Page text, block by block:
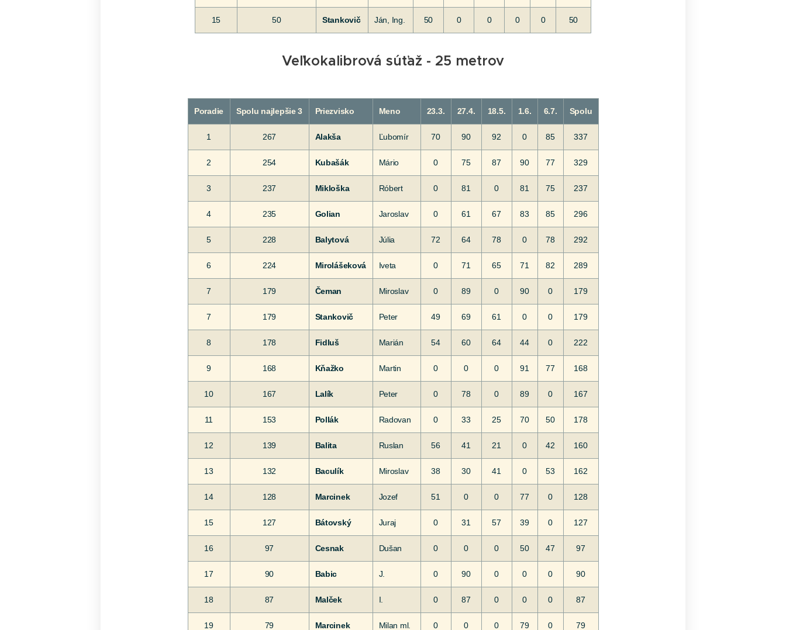
15 50 Stankovič Ján, Ing. 50 0 0 0 0 50
Veľkokalibrová súťaž - 25 metrov
Poradie Spolu najlepšie 3 Priezvisko Meno 23.3. 27.4. 18.5. 1.6. 6.7. Spolu
1 267 Alakša Ľubomír 70 90 92 0 85 337
2 254 Kubašák Mário 0 75 87 90 77 329
3 237 Mikloška Róbert 0 81 0 81 75 237
4 235 Golian Jaroslav 0 61 67 83 85 296
5 228 Balytová Júlia 72 64 78 0 78 292
6 224 Mirolášeková Iveta 0 71 65 71 82 289
7 179 Čeman Miroslav 0 89 0 90 0 179
7 179 Stankovič Peter 49 69 61 0 0 179
8 178 Fidluš Marián 54 60 64 44 0 222
9 168 Kňažko Martin 0 0 0 91 77 168
10 167 Lalík Peter 0 78 0 89 0 167
11 153 Pollák Radovan 0 33 25 70 50 178
12 139 Balita Ruslan 56 41 21 0 42 160
13 132 Baculík Miroslav 38 30 41 0 53 162
14 128 Marcinek Jozef 51 0 0 77 0 128
15 127 Bátovský Juraj 0 31 57 39 0 127
16 97 Cesnak Dušan 0 0 0 50 47 97
17 90 Babic J. 0 90 0 0 0 90
18 87 Malček I. 0 87 0 0 0 87
19 79 Marcinek Milan ml. 0 0 0 79 0 79